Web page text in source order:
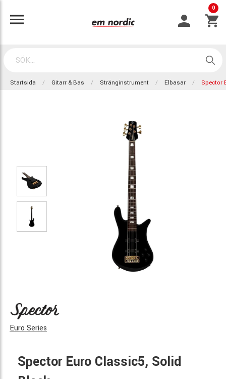
0
Startsida Gitarr & Bas Stränginstrument Elbasar Spector
Euro Series
Spector Euro Classic5, Solid